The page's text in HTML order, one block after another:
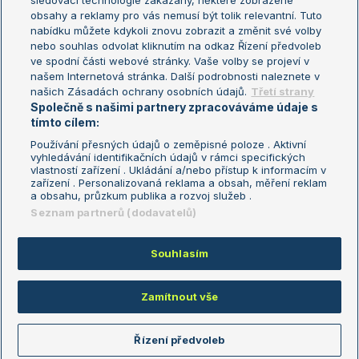
Turnaj mistryň
Aktualní trendy
Fotbalové přestupy
Livesport Daily
LS Prague Open
Podmínky užití
Nastavení soukromí
GDPR a žurnalistika
Reklama
Kontakt
Informace o zpracování osobních
údajů
Copyright © 2008-2026 TenisPortal.cz. Využíváme zpravodajství ČTK.
obsahy a reklamy pro vás nemusí být tolik relevantní. Tuto
nabídku můžete kdykoli znovu zobrazit a změnit své volby
nebo souhlas odvolat kliknutím na odkaz Řízení předvoleb
ve spodní části webové stránky. Vaše volby se projeví v
našem Internetová stránka. Další podrobnosti naleznete v
našich Zásadách ochrany osobních údajů. Třetí strany
Společně s našimi partnery zpracováváme údaje s
tímto cílem:
Používání přesných údajů o zeměpisné poloze . Aktivní
vyhledávání identifikačních údajů v rámci specifických
vlastností zařízení . Ukládání a/nebo přístup k informacím v
zařízení . Personalizovaná reklama a obsah, měření reklam
a obsahu, průzkum publika a rozvoj služeb .
Seznam partnerů (dodavatelů)
Souhlasím
Zamítnout vše
Řízení předvoleb